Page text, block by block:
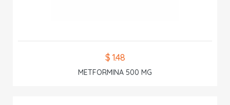
$ 1.48
METFORMINA 500 MG